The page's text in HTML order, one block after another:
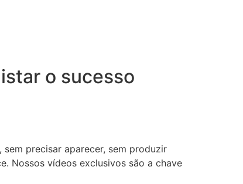
o sucesso
precisar aparecer, sem produzir
Nossos vídeos exclusivos são a chave